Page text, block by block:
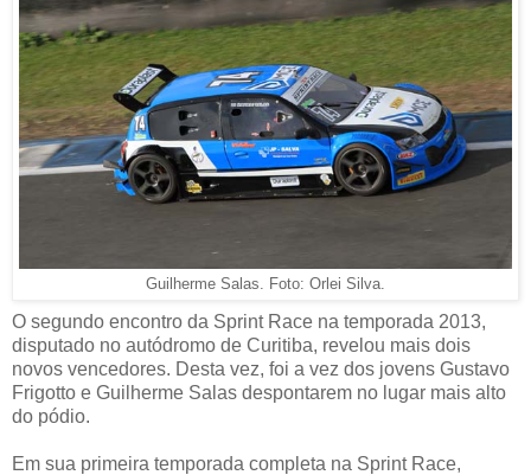
Guilherme Salas. Foto: Orlei Silva.
O segundo encontro da Sprint Race na temporada 2013,
disputado no autódromo de Curitiba, revelou mais dois
novos vencedores. Desta vez, foi a vez dos jovens Gustavo
Frigotto e Guilherme Salas despontarem no lugar mais alto
do pódio.
Em sua primeira temporada completa na Sprint Race,